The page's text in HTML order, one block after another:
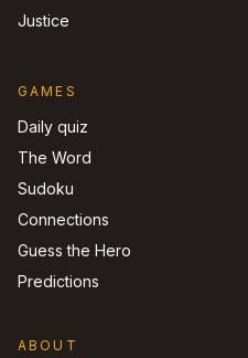
Justice
GAMES
Daily quiz
The Word
Sudoku
Connections
Guess the Hero
Predictions
ABOUT